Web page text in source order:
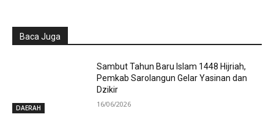
Baca Juga
DAERAH
Sambut Tahun Baru Islam 1448 Hijriah,
Pemkab Sarolangun Gelar Yasinan dan
Dzikir
16/06/2026